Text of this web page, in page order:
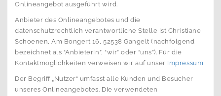
Onlineangebot ausgeführt wird.
Anbieter des Onlineangebotes und die
datenschutzrechtlich verantwortliche Stelle ist Christiane
Schoenen, Am Bongert 16, 52538 Gangelt (nachfolgend
bezeichnet als “AnbieterIn”, “wir” oder “uns”). Für die
Kontaktmöglichkeiten verweisen wir auf unser Impressum
Der Begriff „Nutzer“ umfasst alle Kunden und Besucher
unseres Onlineangebotes. Die verwendeten